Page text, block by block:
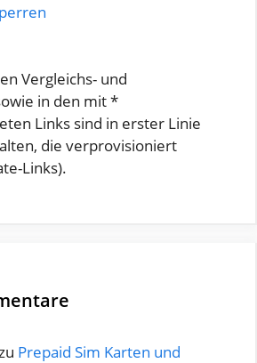
Vergleichs- und
in den mit *
Links sind in erster Linie
die verprovisioniert
Links).
Prepaid Sim Karten und